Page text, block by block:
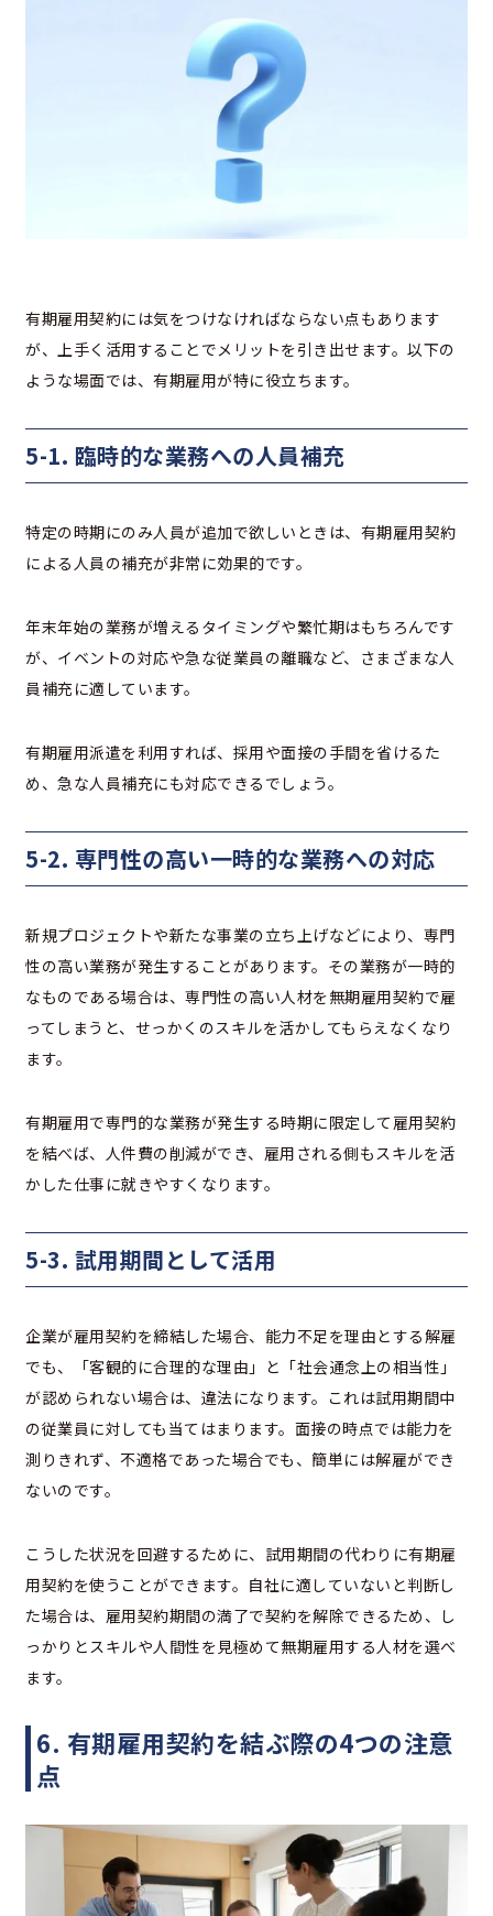
有期雇用契約には気をつけなければならない点もあります
が、上手く活用することでメリットを引き出せます。以下の
ような場面では、有期雇用が特に役立ちます。
5-1. 臨時的な業務への人員補充
特定の時期にのみ人員が追加で欲しいときは、有期雇用契約
による人員の補充が非常に効果的です。
年末年始の業務が増えるタイミングや繁忙期はもちろんです
が、イベントの対応や急な従業員の離職など、さまざまな人
員補充に適しています。
有期雇用派遣を利用すれば、採用や面接の手間を省けるた
め、急な人員補充にも対応できるでしょう。
5-2. 専門性の高い一時的な業務への対応
新規プロジェクトや新たな事業の立ち上げなどにより、専門
性の高い業務が発生することがあります。その業務が一時的
なものである場合は、専門性の高い人材を無期雇用契約で雇
ってしまうと、せっかくのスキルを活かしてもらえなくなり
ます。
有期雇用で専門的な業務が発生する時期に限定して雇用契約
を結べば、人件費の削減ができ、雇用される側もスキルを活
かした仕事に就きやすくなります。
5-3. 試用期間として活用
企業が雇用契約を締結した場合、能力不足を理由とする解雇
でも、「客観的に合理的な理由」と「社会通念上の相当性」
が認められない場合は、違法になります。これは試用期間中
の従業員に対しても当てはまります。面接の時点では能力を
測りきれず、不適格であった場合でも、簡単には解雇ができ
ないのです。
こうした状況を回避するために、試用期間の代わりに有期雇
用契約を使うことができます。自社に適していないと判断し
た場合は、雇用契約期間の満了で契約を解除できるため、し
っかりとスキルや人間性を見極めて無期雇用する人材を選べ
ます。
6. 有期雇用契約を結ぶ際の4つの注意
点